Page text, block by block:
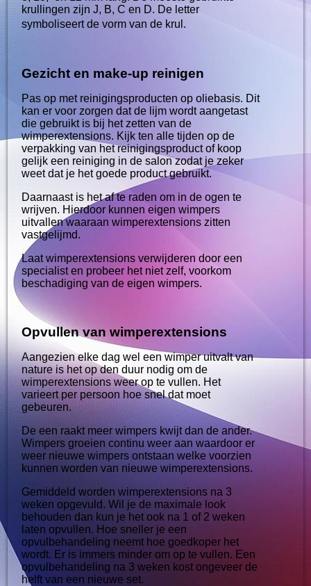
krullingen zijn J, B, C en D. De letter
symboliseert de vorm van de krul.
Gezicht en make-up reinigen
Pas op met reinigingsproducten op oliebasis. Dit
kan er voor zorgen dat de lijm wordt aangetast
die gebruikt is bij het zetten van de
wimperextensions. Kijk ten alle tijden op de
verpakking van het reinigingsproduct of koop
gelijk een reiniging in de salon zodat je zeker
weet dat je het goede product gebruikt.
Daarnaast is het af te raden om in de ogen te
wrijven. Hierdoor kunnen eigen wimpers
uitvallen waaraan wimperextensions zitten
vastgelijmd.
Laat wimperextensions verwijderen door een
specialist en probeer het niet zelf, voorkom
beschadiging van de eigen wimpers.
Opvullen van wimperextensions
Aangezien elke dag wel een wimper uitvalt van
nature is het op den duur nodig om de
wimperextensions weer op te vullen. Het
varieert per persoon hoe snel dat moet
gebeuren.
De een raakt meer wimpers kwijt dan de ander.
Wimpers groeien continu weer aan waardoor er
weer nieuwe wimpers ontstaan welke voorzien
kunnen worden van nieuwe wimperextensions.
Gemiddeld worden wimperextensions na 3
weken opgevuld. Wil je de maximale look
behouden dan kun je het ook na 1 of 2 weken
laten opvullen. Hoe sneller je een
opvulbehandeling neemt hoe goedkoper het
wordt. Er is immers minder om op te vullen. Een
opvulbehandeling na 3 weken kost ongeveer de
helft van een nieuwe set.